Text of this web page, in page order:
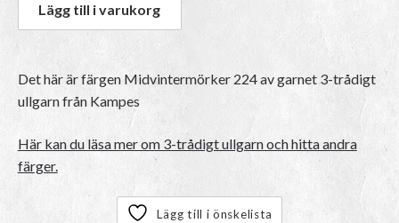
Lägg till i varukorg
Det här är färgen Midvintermörker 224av garnet3-trådigt
ullgarnfrån Kampes
Här kan du läsa mer om 3-trådigt ullgarn och hitta andra
färger.
Lägg till i önskelista